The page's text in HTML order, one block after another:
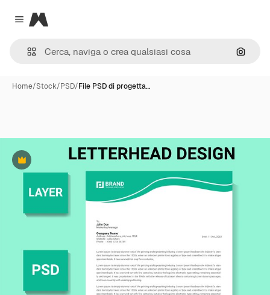
Close menu
Magnific
Cerca
Home/Stock/PSD/File PSD di progetta…
Premium